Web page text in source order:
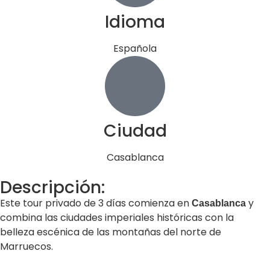
Idioma
Española
Ciudad
Casablanca
Descripción:
Este tour privado de 3 días comienza en Casablanca y
combina las ciudades imperiales históricas con la
belleza escénica de las montañas del norte de
Marruecos.